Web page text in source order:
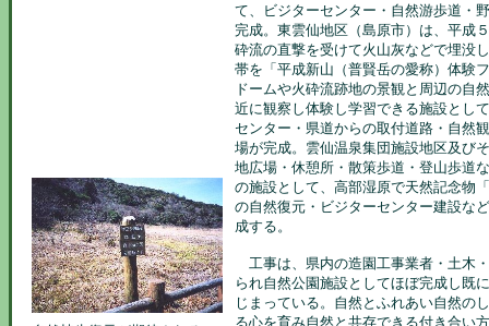
て、ビジターセンター・自然游歩道・
完成。東雲仙地区（島原市）は、平成
砕流の直撃を受けて火山灰などで埋没
帯を「平成新山（普賢岳の愛称）体験
ドームや火砕流跡地の景観と周辺の自
近に観察し体験し学習できる施設とし
センター・県道からの取付道路・自然
場が完成。雲仙温泉集団施設地区及び
地広場・休憩所・散策歩道・登山歩道
の施設として、高部湿原で天然記念物
の自然復元・ビジターセンター建設な
成する。
工事は、県内の造園工事業者・土木
られ自然公園施設としてほぼ完成し既
じまっている。自然とふれあい自然の
る心を育み自然と共存できる付き合い